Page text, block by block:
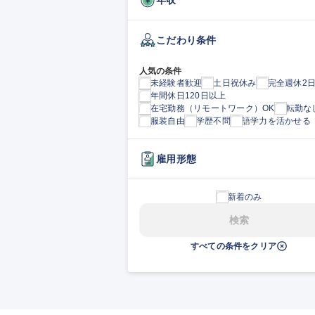
こだわり条件
人気の条件
未経験者歓迎
土日祝休み
完全週休2
年間休日120日以上
在宅勤務（リモートワーク）OK
転勤な
服装自由
学歴不問 語学力を活かせる
雇用形態
新着のみ
検索
すべての条件をクリア